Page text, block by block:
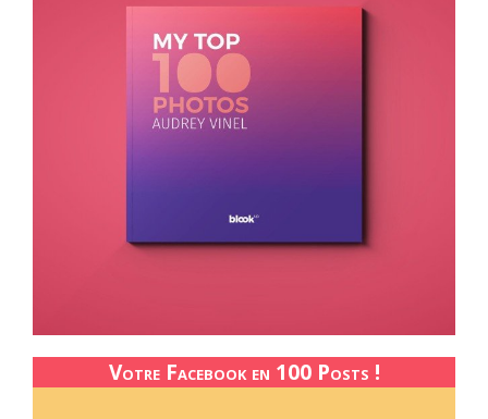
Votre Facebook en 100 Posts !